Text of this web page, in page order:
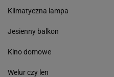
Klimatyczna lampa
Jesienny balkon
Kino domowe
Welur czy len